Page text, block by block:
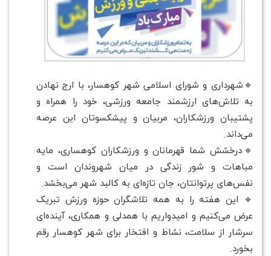
🔹شهرداری و شورای اسلامی شهر کوهسار، با ارج نهادن
به تلاش‌های ارزشمند جامعه ورزشی، خود را همراه و
پشتیبان ورزشکاران، مربیان و پیشکسوتان این عرصه
می‌داند.
🔹درخشش شما قهرمانان و ورزشکاران کوهساری، مایه
مباهات و شور زندگی در میان شهروندان است و
نفس‌های پرتوانتان، جان تازه‌ای به کالبد شهر می‌بخشد.
🔹 این هفته را به همه تلاشگران حوزه ورزش تبریک
عرض می‌کنیم و امیدواریم با همدلی و همکاری، آینده‌ای
سرشار از سلامت، نشاط و افتخار برای شهر کوهسار رقم
بخورد.